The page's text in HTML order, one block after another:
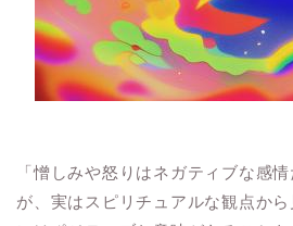
「憎しみや怒りはネガティブな感
が、実はスピリチュアルな観点か